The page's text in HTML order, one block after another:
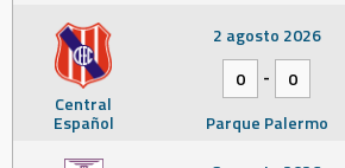
Central
Español
2 agosto 2026
0
-
0
Parque Palermo